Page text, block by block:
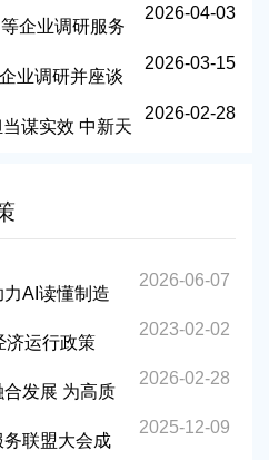
的招商环境 2026-04-03
企业调研服务
2026-03-15
业调研并座谈
2026-02-28
谋实效 中新天
2026-06-07
AI读懂制造
务京津冀
2023-02-02
济运行政策
2026-02-28
发展 为高质
2025-12-09
联盟大会成